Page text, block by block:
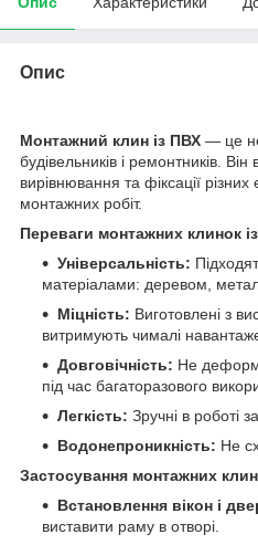
Опис
Монтажний клин із ПВХ — це
будівельників і ремонтників.
вирівнювання та фіксації різних
монтажних робіт.
Переваги монтажних клинок
Універсальність:
матеріалами: деревом,
Міцність: Виготовлені з
витримують чималі
Довговічність: Не
під час багаторазового
Легкість: Зручні в роботі
Водонепроникність: Не
Застосування монтажних
Встановлення вікон і
виставити раму в отворі.